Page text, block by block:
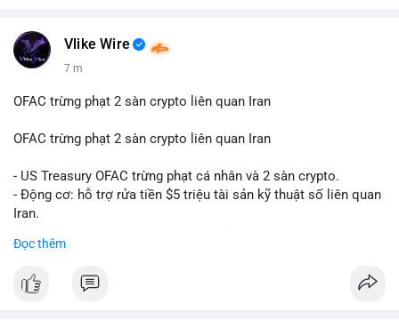
Vlike Wire
7 m
OFAC trừng phạt 2 sàn crypto liên quan Iran
OFAC trừng phạt 2 sàn crypto liên quan Iran
- US Treasury OFAC trừng phạt cá nhân và 2 sàn crypto.
- Động cơ: hỗ trợ rửa tiền $5 triệu tài sản kỹ thuật số liên quan
Iran.
- Tác động: rủi ro cho thị trường crypto, tăng áp lực pháp lý.
#binancesquare
Đọc thêm